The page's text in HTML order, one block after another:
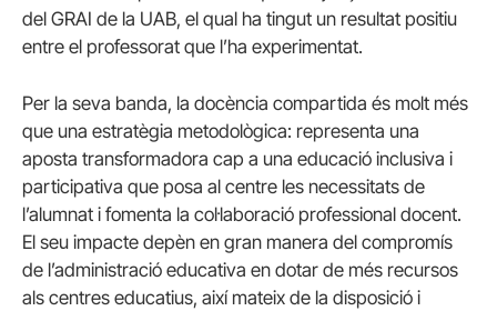
del GRAI de la UAB, el qual ha tingut un resultat positiu
entre el professorat que l’ha experimentat.
Per la seva banda, la docència compartida és molt més
que una estratègia metodològica: representa una
aposta transformadora cap a una educació inclusiva i
participativa que posa al centre les necessitats de
l’alumnat i fomenta la col·laboració professional docent.
El seu impacte depèn en gran manera del compromís
de l’administració educativa en dotar de més recursos
als centres educatius, així mateix de la disposició i